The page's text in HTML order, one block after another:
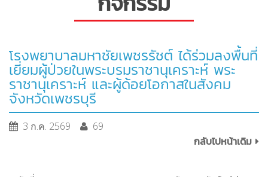
โรงพยาบาลมหาชัยเพชรรัชต์ ได้ร่วมลงพื้นที่
เยี่ยมผู้ป่วยในพระบรมราชานุเคราะห์ พระ
ราชานุเคราะห์ และผู้ด้อยโอกาสในสังคม
จังหวัดเพชรบุรี
3 ก.ค. 2569 69
กลับไปหน้าเดิม